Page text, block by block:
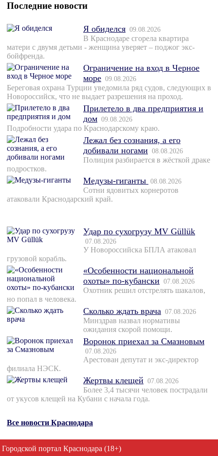
Последние новости
Я обиделся 09.08.2026
В Краснодаре сгорела квартира
матери с двумя детьми - женщина уверяет – поджог экс-
бойфренда.
Ограничение на вход в Черное
море 09.08.2026
Береговая охрана Турции уведомила ряд судов, следующих в
Новороссийск, что не выдает разрешения на проход.
Прилетело в два предприятия и
дом 09.08.2026
Подробности удара по Краснодарскому краю.
Лежал без сознания, а его
добивали ногами 08.08.2026
Полиция разбирается в жёсткой драке
подростков.
Медузы-гиганты 08.08.2026
Сотни ядовитых корнеротов
атаковали Краснодарский край.
Удар по сухогрузу MV Güllük
07.08.2026
У Новороссийска БПЛА атаковал
грузовой корабль.
«Особенности национальной
охоты» по-кубански 07.08.2026
Охотник решил отстрелять шакалов,
но попал в человека.
Сколько ждать врача 07.08.2026
Минздрав назвал нормативы
ожидания скорой помощи.
Воронок приехал за Смазновым
07.08.2026
Арестован депутат и экс-директор
филиала НЭСК.
Жертвы клещей 07.08.2026
Более 3,4 тысячи человек пострадали
от укусов клещей на Кубани с начала года.
Все новости Краснодара
Городской портал Краснодара (18+)